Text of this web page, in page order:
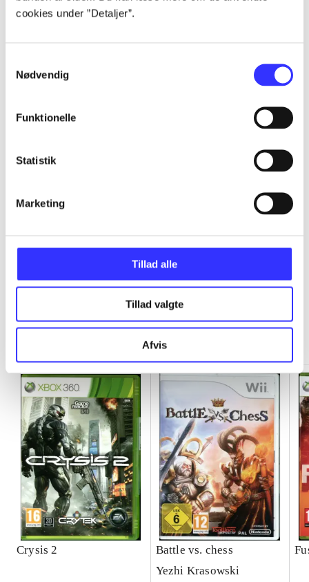
cookies under ”Detaljer”.
Nødvendig
Funktionelle
Statistik
Marketing
Tillad alle
Tillad valgte
Afvis
Alle registrerede artikler fordelt på udgivelser
Minder om
Crysis 2
Battle vs. chess
Yezhi Krasowski